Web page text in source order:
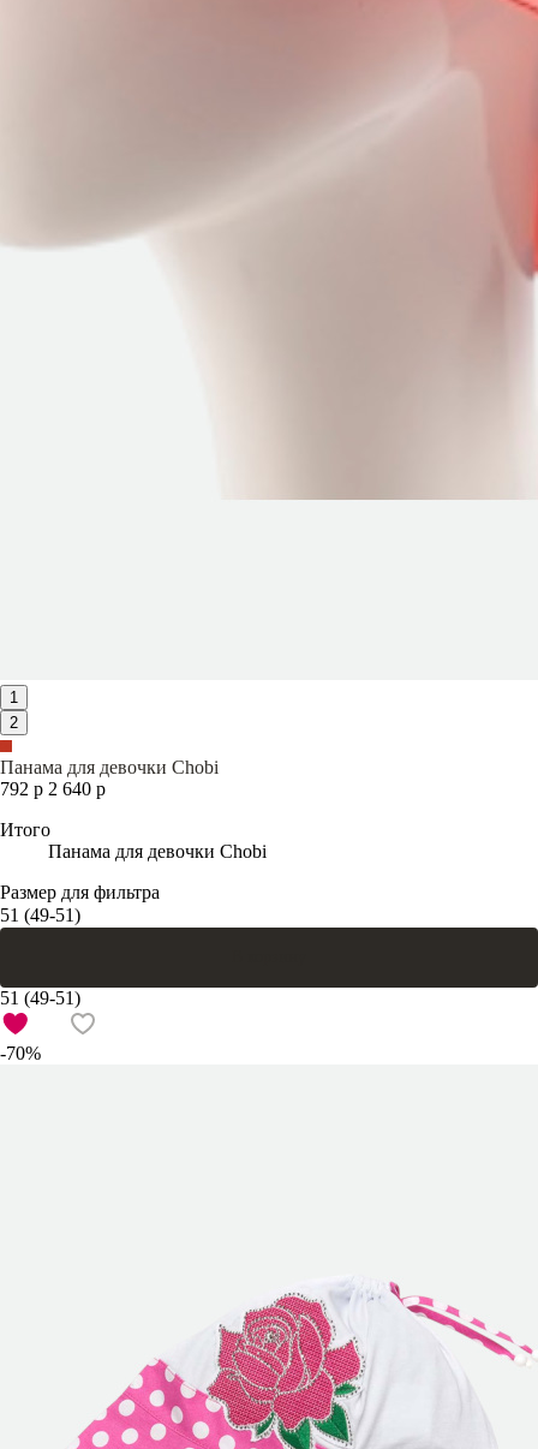
1
2
Панама для девочки Chobi
792 р 2 640 р
Итого
Панама для девочки Chobi
Размер для фильтра
51 (49-51)
51 (49-51)
-70%